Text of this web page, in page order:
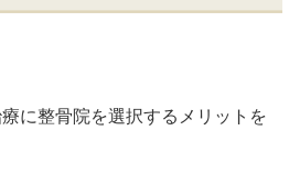
に整骨院を選択するメリットを